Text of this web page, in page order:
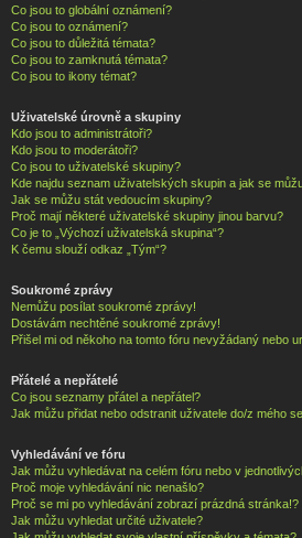
Co jsou to globální oznámení?
Co jsou to oznámení?
Co jsou to důležitá témata?
Co jsou to zamknutá témata?
Co jsou to ikony témat?
Uživatelské úrovně a skupiny
Kdo jsou to administrátoři?
Kdo jsou to moderátoři?
Co jsou to uživatelské skupiny?
Kde najdu seznam uživatelských skupin a jak se
Jak se můžu stát vedoucím skupiny?
Proč mají některé uživatelské skupiny jinou barvu?
Co je to „Výchozí uživatelská skupina“?
K čemu slouží odkaz „Tým“?
Soukromé zprávy
Nemůžu posílat soukromé zprávy!
Dostávám nechtěné soukromé zprávy!
Přišel mi od někoho na tomto fóru nevyžádaný nebo
Přátelé a nepřátelé
Co jsou seznamy přátel a nepřátel?
Jak můžu přidat nebo odstranit uživatele do/z mého
Vyhledávání ve fóru
Jak můžu vyhledávat na celém fóru nebo v
Proč moje vyhledávání nic nenašlo?
Proč se mi po vyhledávání zobrazí prázdná stránka!?
Jak můžu vyhledat určité uživatele?